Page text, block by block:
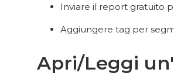
Inviare il report gratuito
Aggiungere tag per
Apri/Leggi